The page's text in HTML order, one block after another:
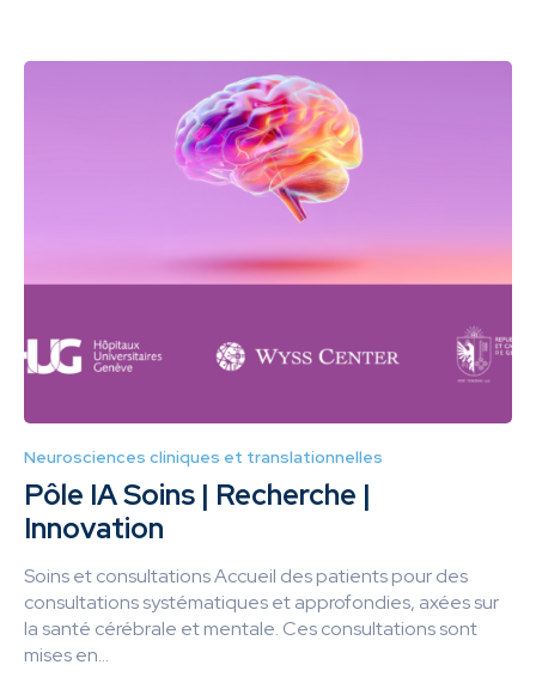
Neurosciences cliniques et translationnelles
Pôle IA Soins | Recherche |
Innovation
Soins et consultations Accueil des patients pour des
consultations systématiques et approfondies, axées sur
la santé cérébrale et mentale. Ces consultations sont
mises en...